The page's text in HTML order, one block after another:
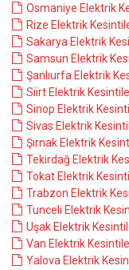
Osmaniye Elektrik
Rize Elektrik
Sakarya Elektrik
Samsun Elektrik
Şanlıurfa Elektrik
Siirt Elektrik
Sinop Elektrik
Sivas Elektrik
Şırnak Elektrik
Tekirdağ Elektrik
Tokat Elektrik
Trabzon Elektrik
Tunceli Elektrik
Uşak Elektrik
Van Elektrik
Yalova Elektrik